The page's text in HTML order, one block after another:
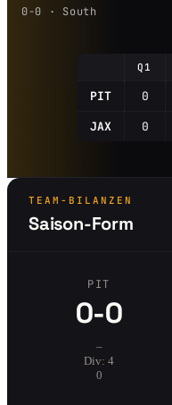
0-0 · South
Q1
PIT 0
JAX
0
TEAM-BILANZEN
Saison-Form
PIT
0-0
–
Div: 4
0